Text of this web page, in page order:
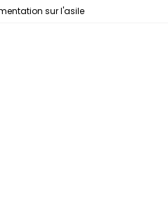
sur l'asile